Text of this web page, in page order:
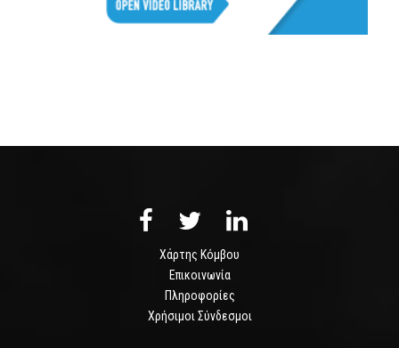
Χάρτης Κόμβου
Επικοινωνία
Πληροφορίες
Χρήσιμοι Σύνδεσμοι